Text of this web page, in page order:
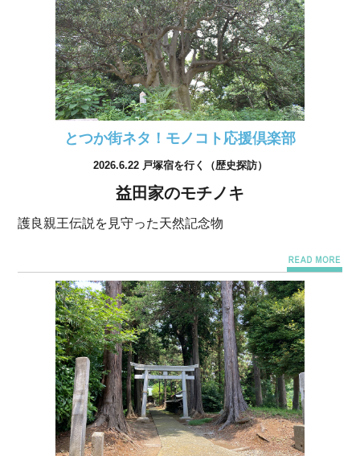
とつか街ネタ！モノコト応援倶楽部
2026.6.22 戸塚宿を行く（歴史探訪）
益田家のモチノキ
護良親王伝説を見守った天然記念物